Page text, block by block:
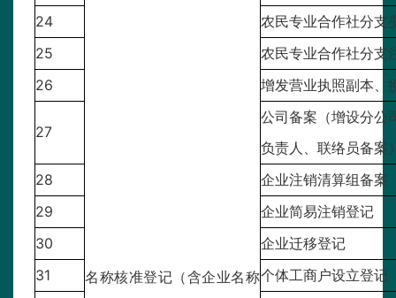
名称核准登记（含企业名称
24
农民专业合作社分支
25
农民专业合作社分支
26
增发营业执照副本、
27
公司备案（增设分公
负责人、联络员备案
28
企业注销清算组备案
29
企业简易注销登记
30
企业迁移登记
31
个体工商户设立登记